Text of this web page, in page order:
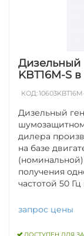
Дизельный
KBT16M-S
КОД:
Дизельный
дилера
на базе
получения
частотой 50
запрос цены